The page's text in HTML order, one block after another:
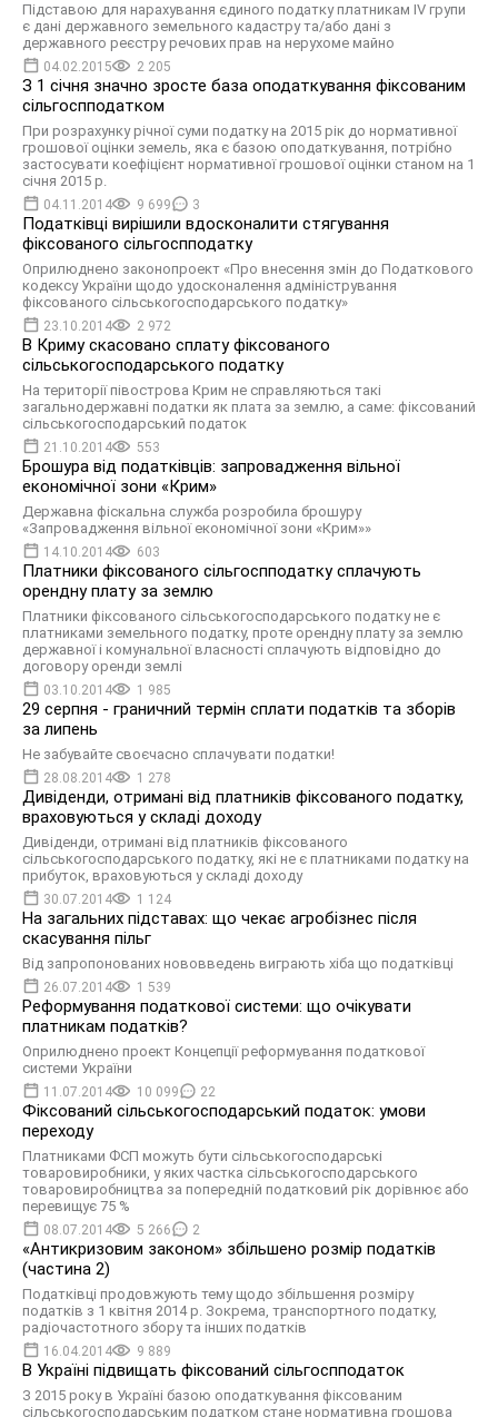
Підставою для нарахування єдиного податку платникам IV групи
є дані державного земельного кадастру та/або дані з
державного реєстру речових прав на нерухоме майно
04.02.2015 2 205
З 1 січня значно зросте база оподаткування фіксованим
сільгоспподатком
При розрахунку річної суми податку на 2015 рік до нормативної
грошової оцінки земель, яка є базою оподаткування, потрібно
застосувати коефіцієнт нормативної грошової оцінки станом на 1
січня 2015 р.
04.11.2014 9 699 3
Податківці вирішили вдосконалити стягування
фіксованого сільгоспподатку
Оприлюднено законопроект «Про внесення змін до Податкового
кодексу України щодо удосконалення адміністрування
фіксованого сільськогосподарського податку»
23.10.2014 2 972
В Криму скасовано сплату фіксованого
сільськогосподарського податку
На території півострова Крим не справляються такі
загальнодержавні податки як плата за землю, а саме: фіксований
сільськогосподарський податок
21.10.2014 553
Брошура від податківців: запровадження вільної
економічної зони «Крим»
Державна фіскальна служба розробила брошуру
«Запровадження вільної економічної зони «Крим»»
14.10.2014 603
Платники фіксованого сільгоспподатку сплачують
орендну плату за землю
Платники фіксованого сільськогосподарського податку не є
платниками земельного податку, проте орендну плату за землю
державної і комунальної власності сплачують відповідно до
договору оренди землі
03.10.2014 1 985
29 серпня - граничний термін сплати податків та зборів
за липень
Не забувайте своєчасно сплачувати податки!
28.08.2014 1 278
Дивіденди, отримані від платників фіксованого податку,
враховуються у складі доходу
Дивіденди, отримані від платників фіксованого
сільськогосподарського податку, які не є платниками податку на
прибуток, враховуються у складі доходу
30.07.2014 1 124
На загальних підставах: що чекає агробізнес після
скасування пільг
Від запропонованих нововведень виграють хіба що податківці
26.07.2014 1 539
Реформування податкової системи: що очікувати
платникам податків?
Оприлюднено проект Концепції реформування податкової
системи України
11.07.2014 10 099 22
Фіксований сільськогосподарський податок: умови
переходу
Платниками ФСП можуть бути сільськогосподарські
товаровиробники, у яких частка сільськогосподарського
товаровиробництва за попередній податковий рік дорівнює або
перевищує 75 %
08.07.2014 5 266 2
«Антикризовим законом» збільшено розмір податків
(частина 2)
Податківці продовжують тему щодо збільшення розміру
податків з 1 квітня 2014 р. Зокрема, транспортного податку,
радіочастотного збору та інших податків
16.04.2014 9 889
В Україні підвищать фіксований сільгоспподаток
З 2015 року в Україні базою оподаткування фіксованим
сільськогосподарським податком стане нормативна грошова